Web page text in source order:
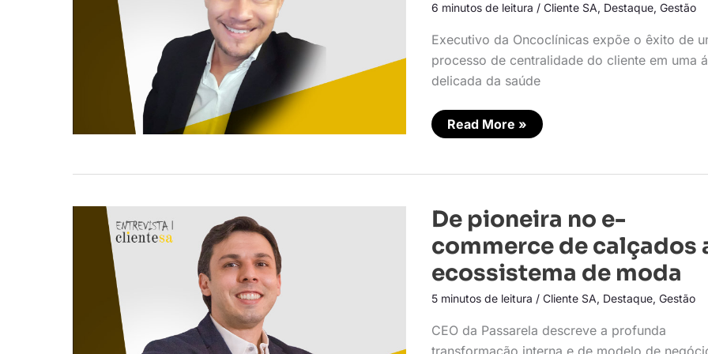
6 minutos de leitura / Cliente SA, Destaque, Gestão
Executivo da Oncoclínicas expõe o êxito de
processo de centralidade do cliente em uma
delicada da saúde
ao
Read More »
De pioneira no e-
commerce de calçados
ecossistema de moda
5 minutos de leitura / Cliente SA, Destaque, Gestão
CEO da Passarela descreve a profunda
transformação interna e de modelo de
De
pioneira
e-
commerce
de
a
de
moda